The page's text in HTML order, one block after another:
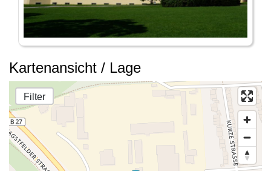
Kartenansicht / Lage
Filter